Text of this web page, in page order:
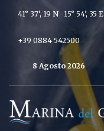
41° 37’, 19 N 15° 54’, 35 E
+39 0884 542500
8 Agosto 2026